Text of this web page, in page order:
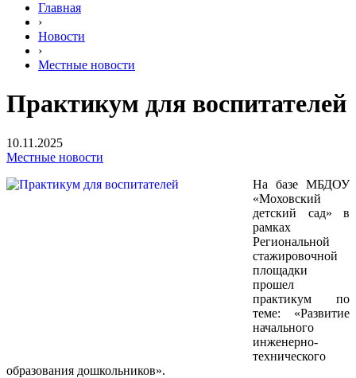
Главная
›
Новости
›
Местные новости
Практикум для воспитателей
10.11.2025
Местные новости
На базе МБДОУ
«Моховский
детский сад» в
рамках
Региональной
стажировочной
площадки
прошел
практикум по
теме: «Развитие
начального
инженерно-
технического
образования дошкольников».